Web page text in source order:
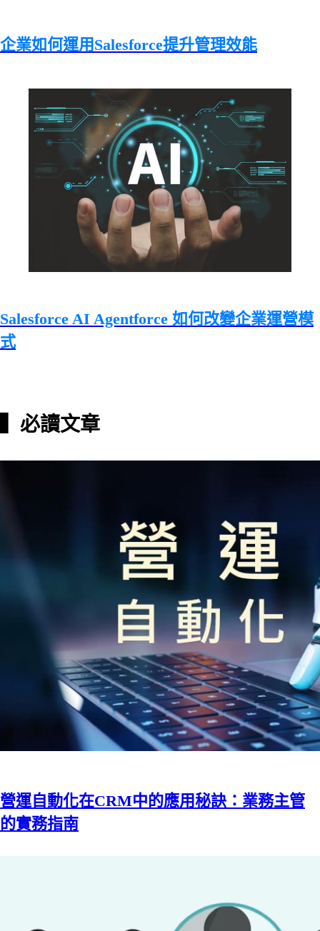
企業如何運用Salesforce提升管理效能
Salesforce AI Agentforce 如何改變企業運營模
式
▍必讀文章
營運自動化在CRM中的應用秘訣：業務主管
的實務指南